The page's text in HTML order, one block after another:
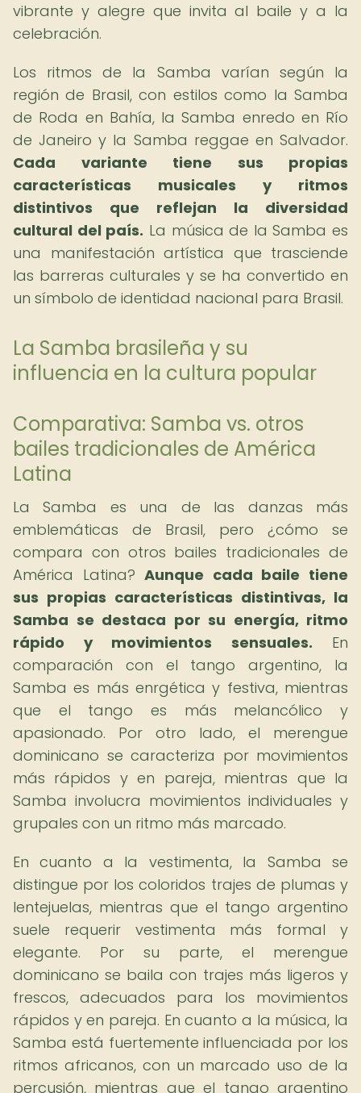
vibrante y alegre que invita al baile y a la
celebración.
Los ritmos de la Samba varían según la
región de Brasil, con estilos como la Samba
de Roda en Bahía, la Samba enredo en Río
de Janeiro y la Samba reggae en Salvador.
Cada variante tiene sus propias
características musicales y ritmos
distintivos que reflejan la diversidad
cultural del país. La música de la Samba es
una manifestación artística que trasciende
las barreras culturales y se ha convertido en
un símbolo de identidad nacional para Brasil.
La Samba brasileña y su
influencia en la cultura popular
Comparativa: Samba vs. otros
bailes tradicionales de América
Latina
La Samba es una de las danzas más
emblemáticas de Brasil, pero ¿cómo se
compara con otros bailes tradicionales de
América Latina?Aunque cada baile tiene
sus propias características distintivas, la
Samba se destaca por su energía, ritmo
rápido y movimientos sensuales. En
comparación con el tango argentino, la
Samba es más enrgética y festiva, mientras
que el tango es más melancólico y
apasionado. Por otro lado, el merengue
dominicano se caracteriza por movimientos
más rápidos y en pareja, mientras que la
Samba involucra movimientos individuales y
grupales con un ritmo más marcado.
En cuanto a la vestimenta, la Samba se
distingue por los coloridos trajes de plumas y
lentejuelas, mientras que el tango argentino
suele requerir vestimenta más formal y
elegante. Por su parte, el merengue
dominicano se baila con trajes más ligeros y
frescos, adecuados para los movimientos
rápidos y en pareja. En cuanto a la música, la
Samba está fuertemente influenciada por los
ritmos africanos, con un marcado uso de la
percusión, mientras que el tango argentino